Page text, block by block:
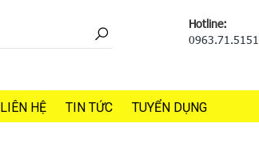
Hotline:
0963.71.5151
LIÊN HỆ TIN TỨC TUYỂN DỤNG